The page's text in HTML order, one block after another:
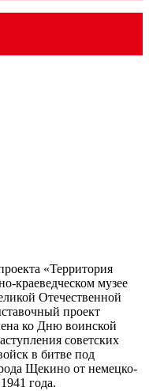
«Территория
краеведческом музее
Отечественной
проект
ко Дню воинской
советских
в битве под
Щекино от немецко-
года.